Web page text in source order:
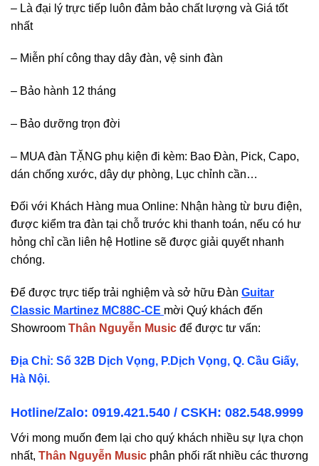
– Là đại lý trực tiếp luôn đảm bảo chất lượng và Giá tốt
nhất
– Miễn phí công thay dây đàn, vệ sinh đàn
– Bảo hành 12 tháng
– Bảo dưỡng trọn đời
– MUA đàn TẶNG phụ kiện đi kèm: Bao Đàn, Pick, Capo,
dán chống xước, dây dự phòng, Lục chỉnh cần…
Đối với Khách Hàng mua Online: Nhận hàng từ bưu điện,
được kiểm tra đàn tại chỗ trước khi thanh toán, nếu có hư
hỏng chỉ cần liên hệ Hotline sẽ được giải quyết nhanh
chóng.
Để được trực tiếp trải nghiệm và sở hữu Đàn Guitar
Classic Martinez MC88C-CE mời Quý khách đến
Showroom Thân Nguyễn Music để được tư vấn:
Địa Chỉ: Số 32B Dịch Vọng, P.Dịch Vọng, Q. Cầu Giấy,
Hà Nội.
Hotline/Zalo: 0919.421.540 / CSKH: 082.548.9999
Với mong muốn đem lại cho quý khách nhiều sự lựa chọn
nhất, Thân Nguyễn Music phân phối rất nhiều các thương